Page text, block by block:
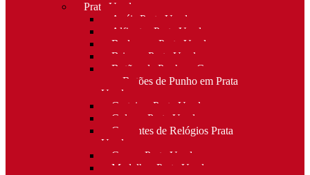
Prata Usada
Anéis Prata Usada
Alfinetes Prata Usada
Berloques Prata Usada
Brincos Prata Usada
Botões de Punho e Capas
para Botões de Punho em Prata
Usada
Carteiras Prata Usada
Colares Prata Usada
Correntes de Relógios Prata
Usada
Cruzes Prata Usada
Medalhas Prata Usada